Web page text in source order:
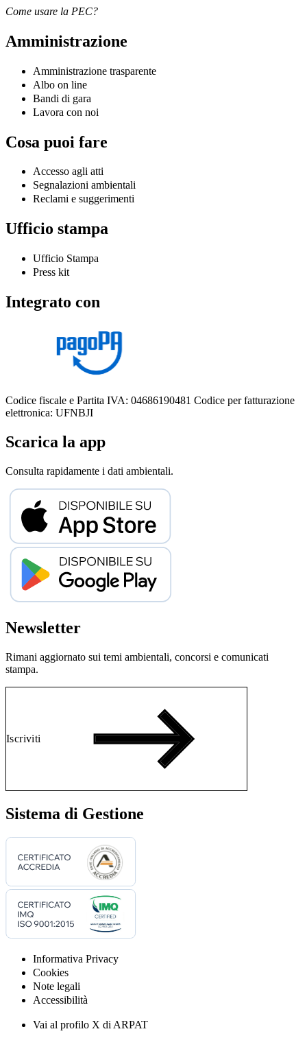
Come usare la PEC?
Amministrazione
Amministrazione trasparente
Albo on line
Bandi di gara
Lavora con noi
Cosa puoi fare
Accesso agli atti
Segnalazioni ambientali
Reclami e suggerimenti
Ufficio stampa
Ufficio Stampa
Press kit
Integrato con
Codice fiscale e Partita IVA: 04686190481 Codice per fatturazione
elettronica: UFNBJI
Scarica la app
Consulta rapidamente i dati ambientali.
Newsletter
Rimani aggiornato sui temi ambientali, concorsi e comunicati
stampa.
Iscriviti
Sistema di Gestione
Informativa Privacy
Cookies
Note legali
Accessibilità
Vai al profilo X di ARPAT